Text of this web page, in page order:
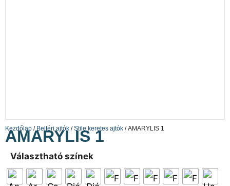
Kezdőlap / Beltéri ajtók /Stile keretes ajtók / AMARYLIS 1
AMARYLIS 1
Választható színek